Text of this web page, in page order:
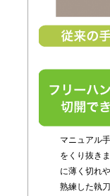
マニュアル
をくり抜き
に薄く切れ
熟練した執